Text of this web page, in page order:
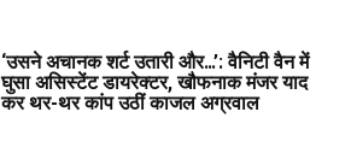
‘उसने अचानक शर्ट उतारी और…’: वैनिटी वैन में
घुसा असिस्टेंट डायरेक्टर, खौफनाक मंजर याद
कर थर-थर कांप उठीं काजल अग्रवाल